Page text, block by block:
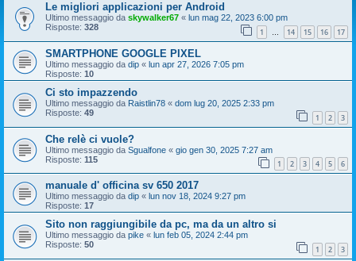
Le migliori applicazioni per Android
Ultimo messaggio da skywalker67 « lun mag 22, 2023 6:00 pm
Risposte: 328 1 … 14 15 16 17
SMARTPHONE GOOGLE PIXEL
Ultimo messaggio da dip « lun apr 27, 2026 7:05 pm
Risposte: 10
Ci sto impazzendo
Ultimo messaggio da Raistlin78 « dom lug 20, 2025 2:33 pm
Risposte: 49 1 2 3
Che relè ci vuole?
Ultimo messaggio da Sgualfone « gio gen 30, 2025 7:27 am
Risposte: 115 1 2 3 4 5 6
manuale d' officina sv 650 2017
Ultimo messaggio da dip « lun nov 18, 2024 9:27 pm
Risposte: 17
Sito non raggiungibile da pc, ma da un altro si
Ultimo messaggio da pike « lun feb 05, 2024 2:44 pm
Risposte: 50 1 2 3